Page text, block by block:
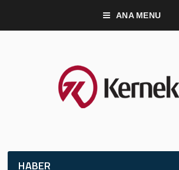
ANA MENU
HABER